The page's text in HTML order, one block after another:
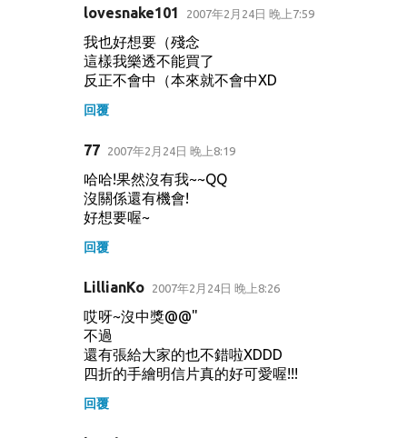
lovesnake101 2007年2月24日 晚上7:59
我也好想要（殘念
這樣我樂透不能買了
反正不會中（本來就不會中XD
回覆
77 2007年2月24日 晚上8:19
哈哈!果然沒有我~~QQ
沒關係還有機會!
好想要喔~
回覆
LillianKo 2007年2月24日 晚上8:26
哎呀~沒中獎@@"
不過
還有張給大家的也不錯啦XDDD
四折的手繪明信片真的好可愛喔!!!
回覆